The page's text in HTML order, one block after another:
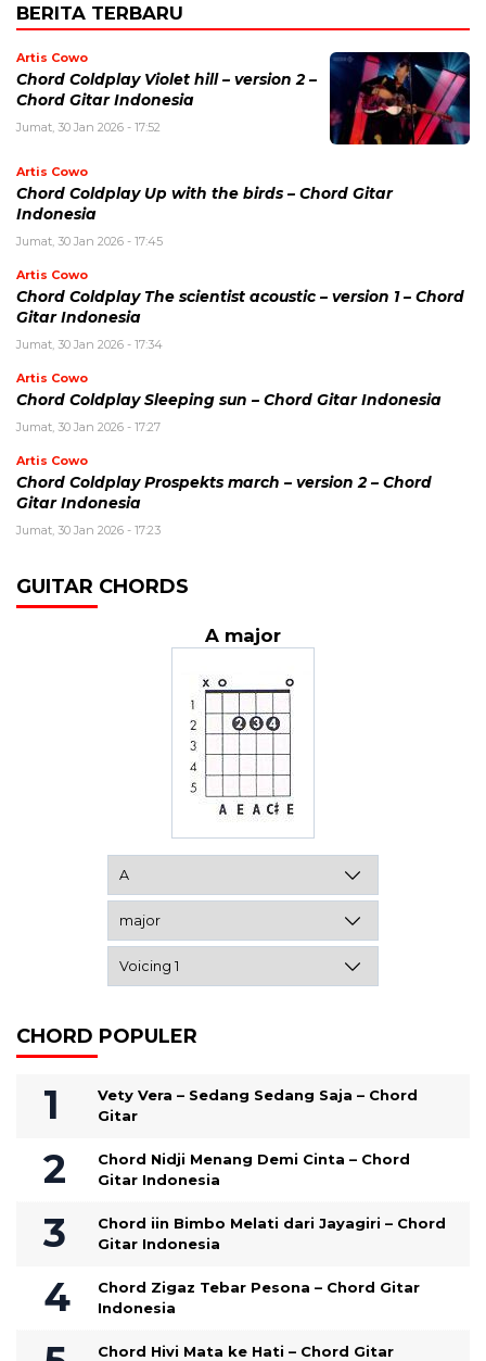
BERITA TERBARU
Artis Cowo
Chord Coldplay Violet hill – version 2 –
Chord Gitar Indonesia
Jumat, 30 Jan 2026 - 17:52
Artis Cowo
Chord Coldplay Up with the birds – Chord Gitar
Indonesia
Jumat, 30 Jan 2026 - 17:45
Artis Cowo
Chord Coldplay The scientist acoustic – version 1 – Chord
Gitar Indonesia
Jumat, 30 Jan 2026 - 17:34
Artis Cowo
Chord Coldplay Sleeping sun – Chord Gitar Indonesia
Jumat, 30 Jan 2026 - 17:27
Artis Cowo
Chord Coldplay Prospekts march – version 2 – Chord
Gitar Indonesia
Jumat, 30 Jan 2026 - 17:23
GUITAR CHORDS
A major
CHORD POPULER
Vety Vera – Sedang Sedang Saja – Chord
Gitar
Chord Nidji Menang Demi Cinta – Chord
Gitar Indonesia
Chord iin Bimbo Melati dari Jayagiri – Chord
Gitar Indonesia
Chord Zigaz Tebar Pesona – Chord Gitar
Indonesia
Chord Hivi Mata ke Hati – Chord Gitar